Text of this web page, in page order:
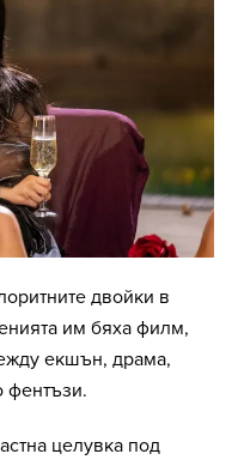
двойки в
им бяха филм,
екшън, драма,
фентъзи.
целувка под